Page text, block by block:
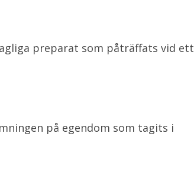
preparat som påträffats vid ett
på egendom som tagits i